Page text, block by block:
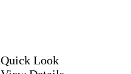
Quick Look